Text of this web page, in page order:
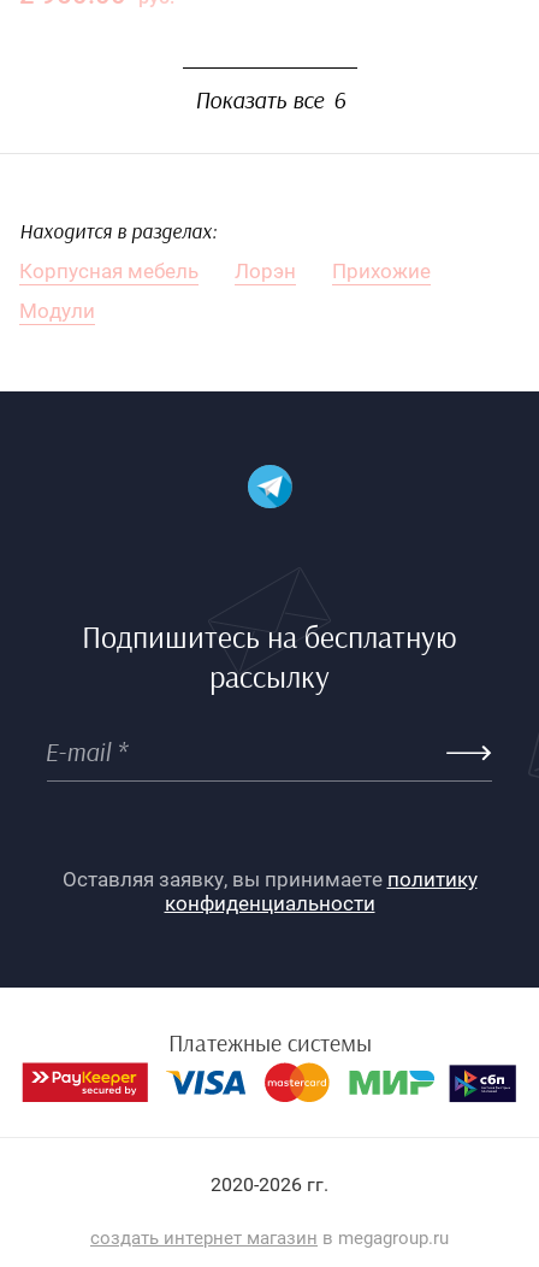
Показать все 6
Находится в разделах:
Корпусная мебель Лорэн
Прихожие
Модули
Подпишитесь на бесплатную
рассылку
Оставляя заявку, вы принимаете политику
конфиденциальности
Платежные системы
2020-2026 гг.
создать интернет магазин в megagroup.ru